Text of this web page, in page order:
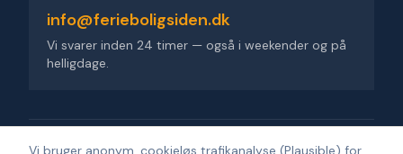
info@ferieboligsiden.dk
Vi svarer inden 24 timer — også i weekender og på
helligdage.
Ferieboligsiden ApS·Trigevej 9, 8382 Hinnerup ·CVR 36909676
Vi bruger anonym, cookieløs trafikanalyse (Plausible) for